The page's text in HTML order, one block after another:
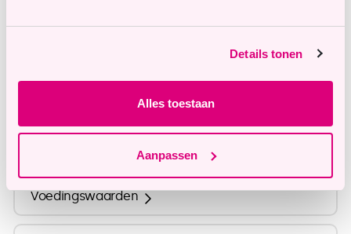
Details tonen
Alles toestaan
Aanpassen
Voedingswaarden